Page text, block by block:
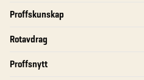
Proffskunskap
Rotavdrag
Proffsnytt